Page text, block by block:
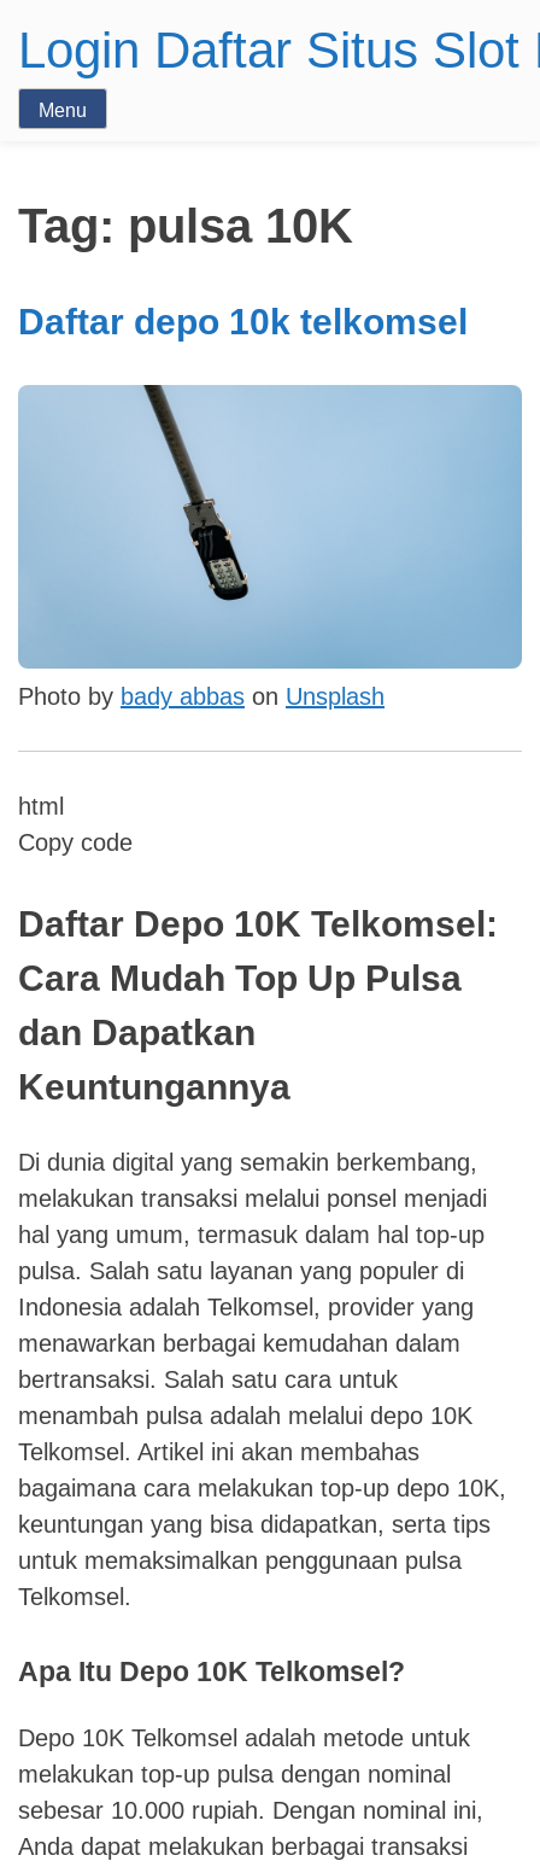
Login Daftar Situs Slot
Menu
Tag: pulsa 10K
Daftar depo 10k telkomsel
Photo by bady abbas on Unsplash
html
Copy code
Daftar Depo 10K Telkomsel:
Cara Mudah Top Up Pulsa
dan Dapatkan
Keuntungannya
Di dunia digital yang semakin berkembang,
melakukan transaksi melalui ponsel menjadi
hal yang umum, termasuk dalam hal top-up
pulsa. Salah satu layanan yang populer di
Indonesia adalah Telkomsel, provider yang
menawarkan berbagai kemudahan dalam
bertransaksi. Salah satu cara untuk
menambah pulsa adalah melalui depo 10K
Telkomsel. Artikel ini akan membahas
bagaimana cara melakukan top-up depo 10K,
keuntungan yang bisa didapatkan, serta tips
untuk memaksimalkan penggunaan pulsa
Telkomsel.
Apa Itu Depo 10K Telkomsel?
Depo 10K Telkomsel adalah metode untuk
melakukan top-up pulsa dengan nominal
sebesar 10.000 rupiah. Dengan nominal ini,
Anda dapat melakukan berbagai transaksi